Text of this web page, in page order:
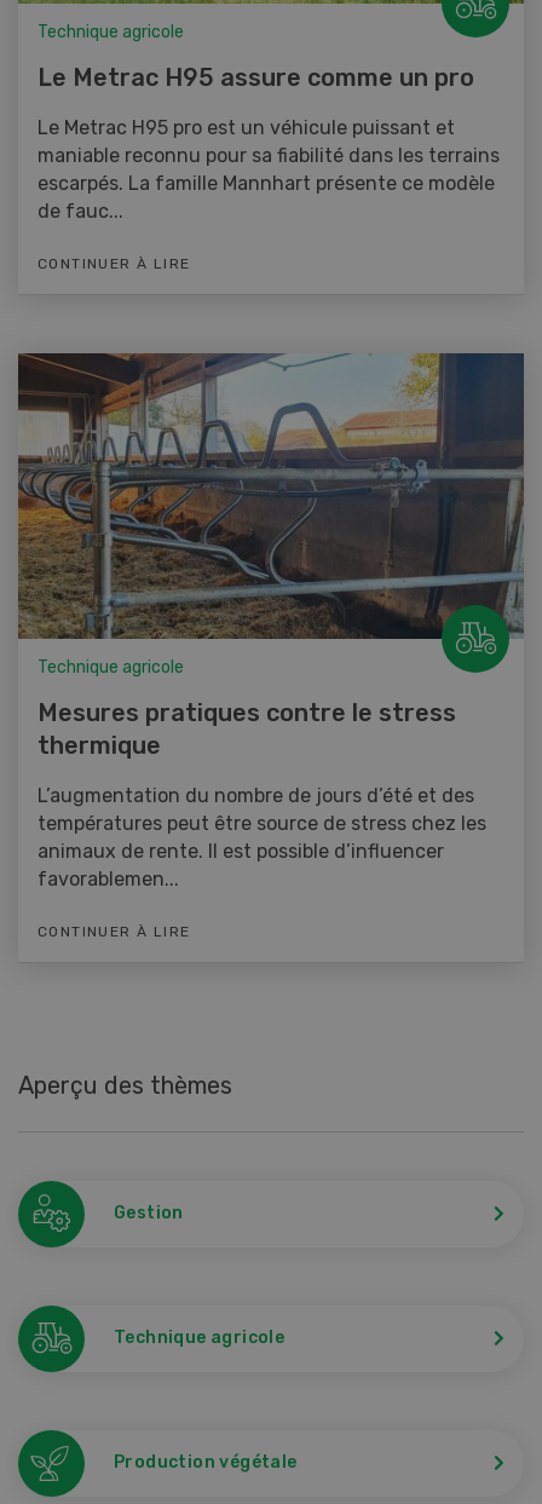
Technique agricole
Le Metrac H95 assure comme un pro
Le Metrac H95 pro est un véhicule puissant et
maniable reconnu pour sa fiabilité dans les terrains
escarpés. La famille Mannhart présente ce modèle
de fauc...
CONTINUER À LIRE
Technique agricole
Mesures pratiques contre le stress
thermique
L’augmentation du nombre de jours d’été et des
températures peut être source de stress chez les
animaux de rente. Il est possible d’influencer
favorablemen...
CONTINUER À LIRE
Aperçu des thèmes
Gestion
Technique agricole
Production végétale